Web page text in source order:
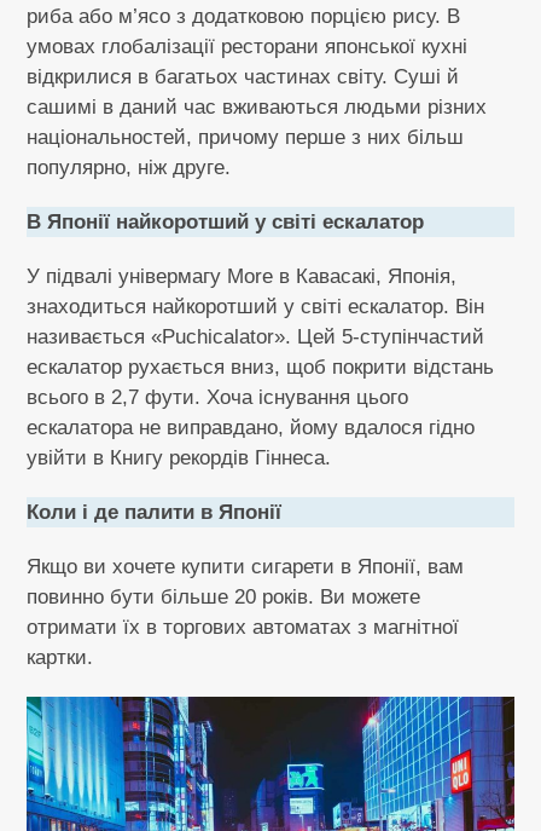
риба або м’ясо з додатковою порцією рису. В
умовах глобалізації ресторани японської кухні
відкрилися в багатьох частинах світу. Суші й
сашимі в даний час вживаються людьми різних
національностей, причому перше з них більш
популярно, ніж друге.
В Японії найкоротший у світі ескалатор
У підвалі універмагу More в Кавасакі, Японія,
знаходиться найкоротший у світі ескалатор. Він
називається «Puchicalator». Цей 5-ступінчастий
ескалатор рухається вниз, щоб покрити відстань
всього в 2,7 фути. Хоча існування цього
ескалатора не виправдано, йому вдалося гідно
увійти в Книгу рекордів Гіннеса.
Коли і де палити в Японії
Якщо ви хочете купити сигарети в Японії, вам
повинно бути більше 20 років. Ви можете
отримати їх в торгових автоматах з магнітної
картки.